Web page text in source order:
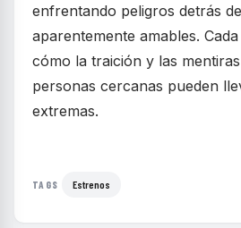
enfrentando peligros detrás
aparentemente amables.
cómo la traición y las
personas cercanas pueden
extremas.
TAGS Estrenos